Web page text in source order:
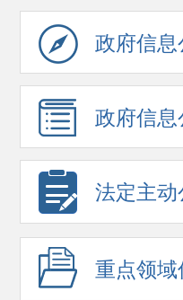
政府信息
政府信息
法定主动
重点领域